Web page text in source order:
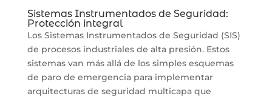
Sistemas Instrumentados de Seguridad:
Protección integral
Los Sistemas Instrumentados de Seguridad (SIS)
de procesos industriales de alta presión. Estos
sistemas van más allá de los simples esquemas
de paro de emergencia para implementar
arquitecturas de seguridad multicapa que